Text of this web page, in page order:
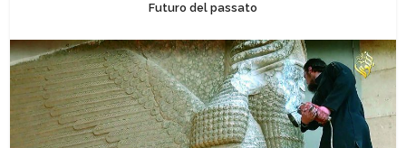
Futuro del passato